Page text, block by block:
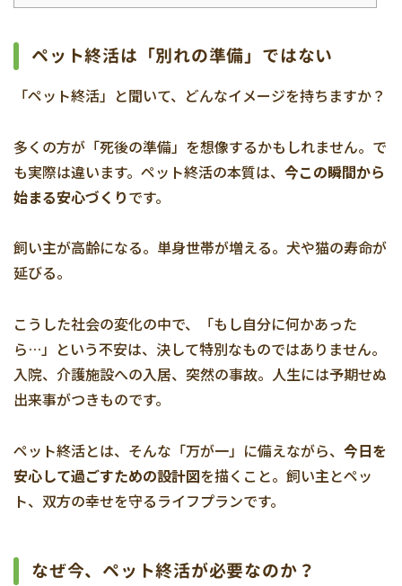
ペット終活は「別れの準備」ではない
「ペット終活」と聞いて、どんなイメージを持ちますか？
多くの方が「死後の準備」を想像するかもしれません。で
も実際は違います。ペット終活の本質は、 今この瞬間から
始まる安心づくりです。
飼い主が高齢になる。単身世帯が増える。犬や猫の寿命が
延びる。
こうした社会の変化の中で、「もし自分に何かあった
ら…」という不安は、決して特別なものではありません。
入院、介護施設への入居、突然の事故。人生には予期せぬ
出来事がつきものです。
ペット終活とは、そんな「万が一」に備えながら、 今日を
安心して過ごすための設計図を描くこと。飼い主とペッ
ト、双方の幸せを守るライフプランです。
なぜ今、ペット終活が必要なのか？